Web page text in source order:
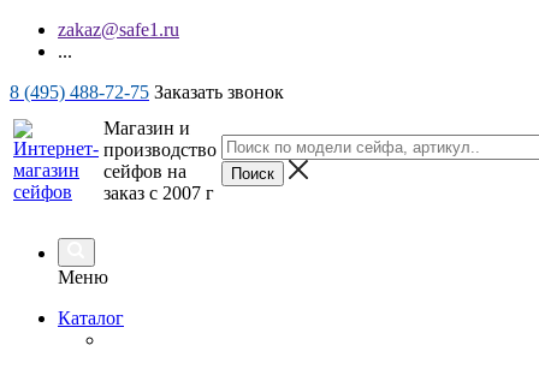
zakaz@safe1.ru
...
8 (495) 488-72-75 Заказать звонок
Магазин и
производство
сейфов на
заказ с 2007 г
Меню
Каталог